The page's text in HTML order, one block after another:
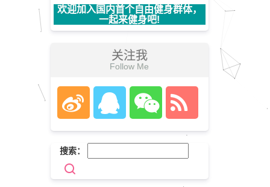
欢迎加入国内首个自由健身群体，
一起来健身吧!
关注我
Follow Me
搜索：